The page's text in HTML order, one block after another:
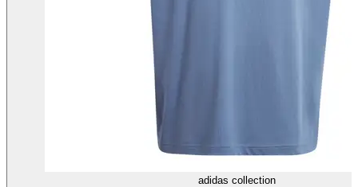
adidas collection